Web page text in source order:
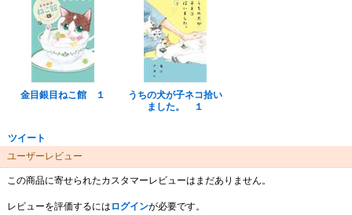
金目銀目ねこ館 １
うちの犬が子ネコ拾い
ました。 １
ツイート
ユーザーレビュー
この商品に寄せられたカスタマーレビューはまだありません。
レビューを評価するには ログインが必要です。